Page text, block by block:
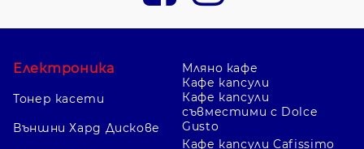
Електроника
Тонер касети
Външни Хард Дискове
Мляно кафе
Кафе капсули
Кафе капсули
съвместими с Dolce
Gusto
Кафе капсули Cafissimo